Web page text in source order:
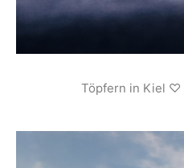
Töpfern in Kiel ♡